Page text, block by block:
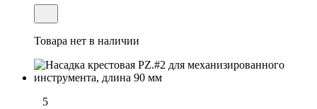
Товара нет в наличии
5